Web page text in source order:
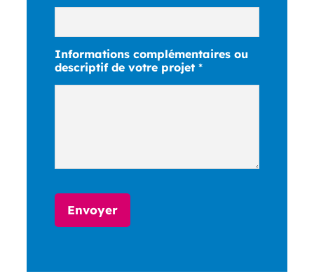
v
o
m
n
Informations complémentaires ou
descriptif de votre projet *
Envoyer